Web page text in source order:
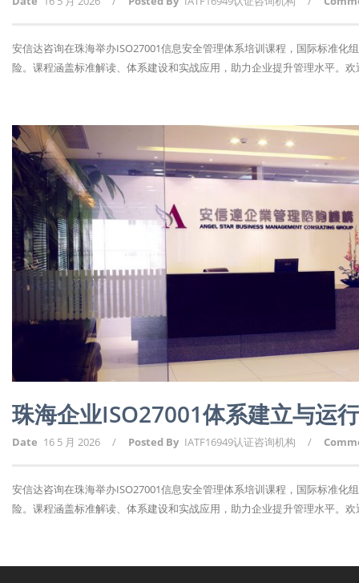
安信达咨询在珠海举办ISO27001信息安全管理体系培训课程，国际标准
险。课程涵盖标准解读、体系建设和实战应用，助力企业提升管理水平。
珠海企业ISO27001体系建立与运
Date 16 5 月 2026 / Posted By IATF16949认证咨询机构 /
安信达咨询在珠海举办ISO27001信息安全管理体系培训课程，国际标准
险。课程涵盖标准解读、体系建设和实战应用，助力企业提升管理水平。